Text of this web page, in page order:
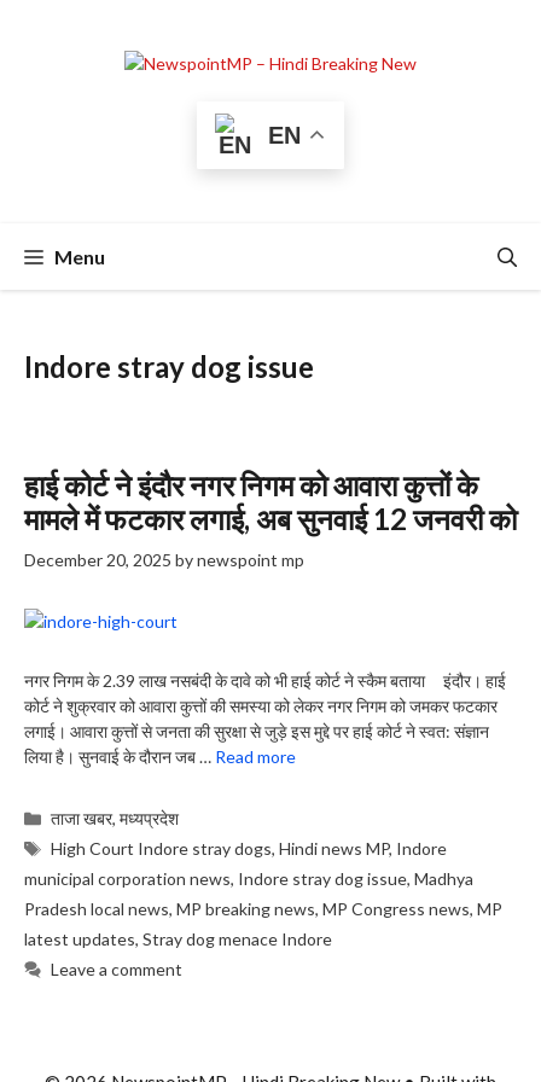
EN
Menu
Indore stray dog issue
हाई कोर्ट ने इंदौर नगर निगम को आवारा कुत्तों के
मामले में फटकार लगाई, अब सुनवाई 12 जनवरी को
December 20, 2025 bynewspoint mp
नगर निगम के 2.39 लाख नसबंदी के दावे को भी हाई कोर्ट ने स्कैम बताया इंदौर। हाई
कोर्ट ने शुक्रवार को आवारा कुत्तों की समस्या को लेकर नगर निगम को जमकर फटकार
लगाई। आवारा कुत्तों से जनता की सुरक्षा से जुड़े इस मुद्दे पर हाई कोर्ट ने स्वत: संज्ञान
लिया है। सुनवाई के दौरान जब … Read more
Categories
ताजा खबर,मध्यप्रदेश
Tags
High Court Indore stray dogs,Hindi news MP, Indore
municipal corporation news, Indore stray dog issue, Madhya
Pradesh local news, MP breaking news, MP Congress news, MP
latest updates, Stray dog menace Indore
Leave a comment